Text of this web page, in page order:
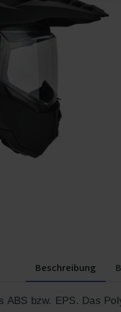
Beschreibung
ABS bzw. EPS. Das